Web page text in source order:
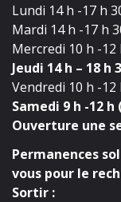
Lundi 14 h -17 h
Mardi 14 h -17 h
Mercredi 10 h -12
Jeudi 14 h – 18
Vendredi 10 h -
Samedi 9 h -12
Ouverture une
Permanences
vous pour le
Sortir :